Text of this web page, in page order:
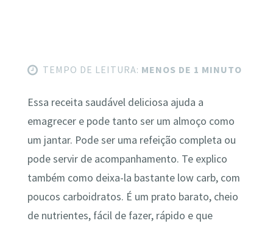
TEMPO DE LEITURA: MENOS DE 1 MINUTO
Essa receita saudável deliciosa ajuda a
emagrecer e pode tanto ser um almoço como
um jantar. Pode ser uma refeição completa ou
pode servir de acompanhamento. Te explico
também como deixa-la bastante low carb, com
poucos carboidratos. É um prato barato, cheio
de nutrientes, fácil de fazer, rápido e que